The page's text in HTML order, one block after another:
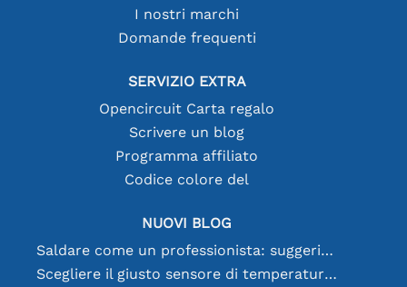
I nostri marchi
Domande frequenti
SERVIZIO EXTRA
Opencircuit Carta regalo
Scrivere un blog
Programma affiliato
Codice colore del
NUOVI BLOG
Saldare come un professionista: suggerimenti per connessioni elettroniche perfette
Scegliere il giusto sensore di temperatura [youtube]